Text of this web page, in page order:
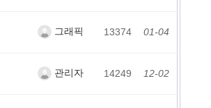
그래픽 13374 01-04
관리자 14249 12-02